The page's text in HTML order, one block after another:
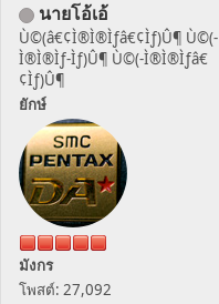
นายโอ้เอ้
Ù©(â€¢Ì®Ì®Ìƒâ€¢Ìƒ)Û¶ Ù©(-
Ì®Ì®Ìƒ-Ìƒ)Û¶ Ù©(-Ì®Ì®Ìƒâ€
¢Ìƒ)Û¶
ยักษ์
มังกร
โพสต์: 27,092